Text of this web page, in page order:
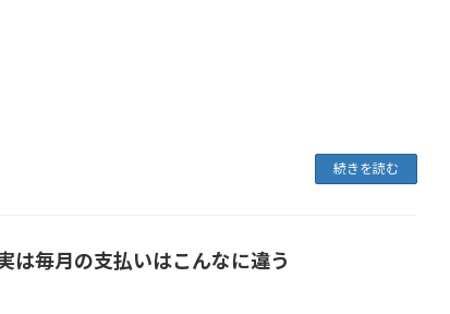
続きを読む
は毎月の支払いはこんなに違う